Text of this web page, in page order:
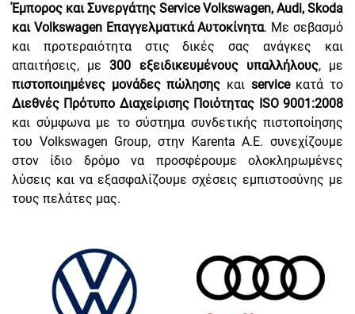
Έμπορος και Συνεργάτης Service Volkswagen, Audi, Skoda
και Volkswagen Επαγγελματικά Αυτοκίνητα. Με σεβασμό
και προτεραιότητα στις δικές σας ανάγκες και
απαιτήσεις, με300 εξειδικευμένους υπαλλήλους, με
πιστοποιημένες μονάδες πώλησης και service κατά το
Διεθνές Πρότυπο Διαχείρισης Ποιότητας ISO 9001:2008
και σύμφωνα με το σύστημα συνδετικής πιστοποίησης
του Volkswagen Group, στην Karenta Α.Ε. συνεχίζουμε
στον ίδιο δρόμο να προσφέρουμε ολοκληρωμένες
λύσεις και να εξασφαλίζουμε σχέσεις εμπιστοσύνης με
τους πελάτες μας.